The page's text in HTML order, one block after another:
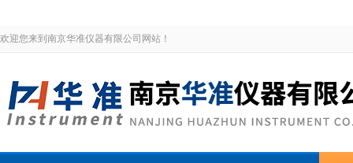
欢迎您来到南京华准仪器有限公司网站！